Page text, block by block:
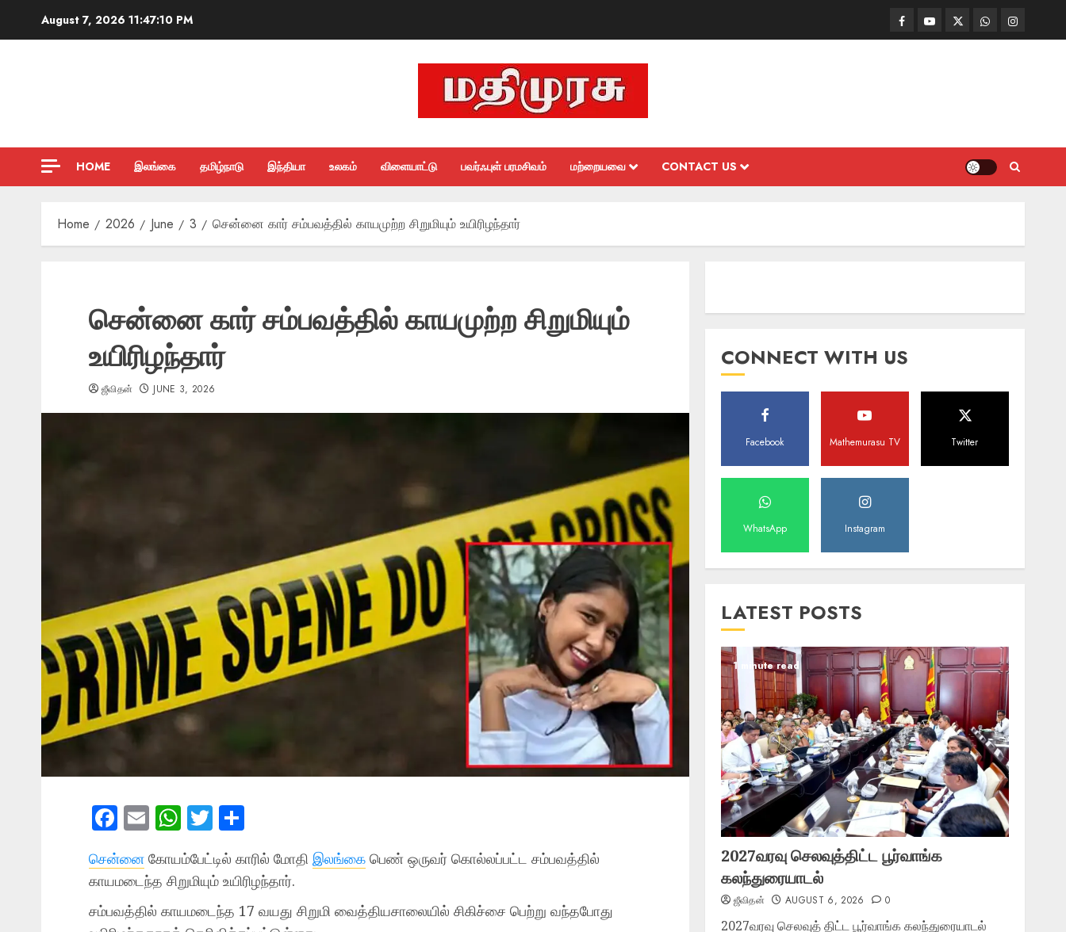
August 7, 2026 11:47:11 PM FacebookMathemurasu
TV
TwitterWhatsAppInstagram
HOME இலங்கை தமிழ்நாடு இந்தியா உலகம் விளையாட்டு பவர்ஃபுள் பரமசிவம் மற்றையவை CONTACT US
Home 2026 June 3 சென்னை கார் சம்பவத்தில் காயமுற்ற சிறுமியும் உயிரிழந்தார்
சென்னை கார் சம்பவத்தில் காயமுற்ற சிறுமியும்
உயிரிழந்தார்
ஜீவிதன் JUNE 3, 2026
Facebook
EmailWhatsApp
Twitter
சென்னை கோயம்பேட்டில் காரில் மோதி இலங்கை பெண் ஒருவர் கொல்லப்பட்ட சம்பவத்தில்
காயமடைந்த சிறுமியும் உயிரிழந்தார்.
சம்பவத்தில் காயமடைந்த 17 வயது சிறுமி வைத்தியசாலையில் சிகிச்சை பெற்று வந்தபோது
CONNECT WITH US
Facebook Mathemurasu TV Twitter
WhatsApp Instagram
LATEST POSTS
1 minute read
2027வரவு செலவுத்திட்ட பூர்வாங்க
கலந்துரையாடல்
ஜீவிதன் AUGUST 6, 2026 0
2027வரவு செலவுத் திட்ட பூர்வாங்க கலந்துரையாடல்